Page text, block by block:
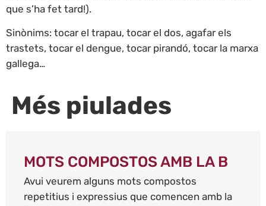
que s’ha fet tard!).
Sinònims: tocar el trapau, tocar el dos, agafar els
trastets, tocar el dengue, tocar pirandó, tocar la marxa
gallega…
Més piulades
MOTS COMPOSTOS AMB LA B
Avui veurem alguns mots compostos
repetitius i expressius que comencen amb la